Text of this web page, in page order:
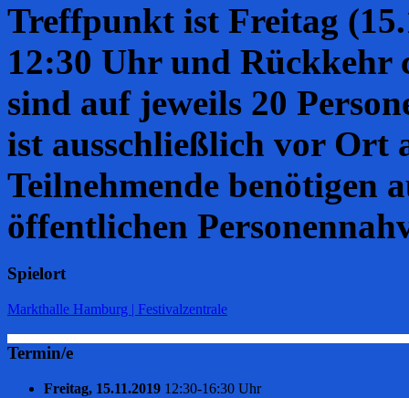
Treffpunkt ist Freitag
12:30 Uhr und Rückkehr
sind auf jeweils 20
ist ausschließlich vor Ort
Teilnehmende benötigen
öffentlichen
Spielort
Markthalle Hamburg | Festivalzentrale
Termin/e
Freitag, 15.11.2019 12:30-16:30 Uhr